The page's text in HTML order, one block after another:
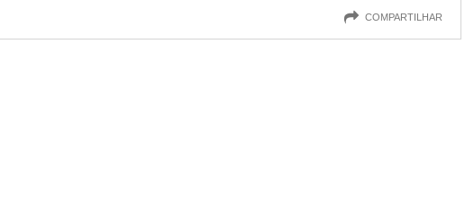
COMPARTILHAR